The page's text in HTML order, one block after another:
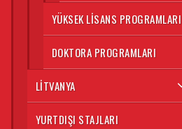
YÜKSEK LISANS PROGRAMLARI
DOKTORA PROGRAMLARI
LITVANYA
YURTDIŞI STAJLARI